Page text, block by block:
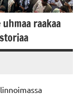
raakaa